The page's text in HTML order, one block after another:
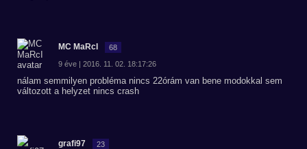
MC MaRcI 68
9 éve | 2016. 11. 02. 18:17:26
nálam semmilyen probléma nincs 22órám van bene modokkal sem
változott a helyzet nincs crash
grafi97 23